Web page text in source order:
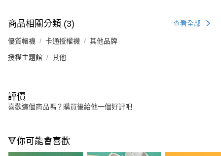
商品相關分類 (3) 查看全部
優質帽襪 卡通授權襪 其他品牌
授權主題館 其他
評價
喜歡這個商品嗎？購買後給他一個好評吧
🔻你可能會喜歡